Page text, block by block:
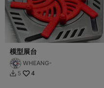
模型展台
WHEANG-
 5 4